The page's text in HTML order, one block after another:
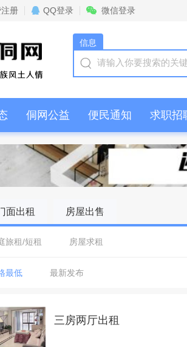
册 QQ登录 微信登录
信息
侗网公益 便民通知 求职招
活动
面出租 房屋出售
旅租/短租 房屋求租
最低 最新发布
三房两厅出租